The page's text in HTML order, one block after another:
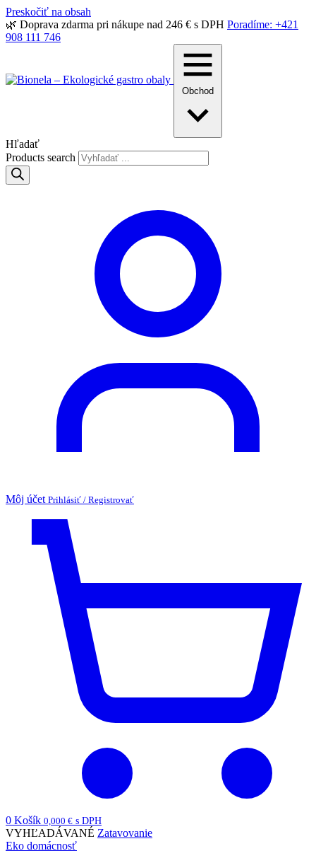
Preskočiť na obsah
🌿 Doprava zdarma pri nákupe nad 246 € s DPH Poradíme: +421
908 111 746
Obchod
Hľadať
Products search
Môj účet Prihlásiť / Registrovať
0 Košík 0,000 € s DPH
VYHĽADÁVANÉ Zatavovanie
Eko domácnosť